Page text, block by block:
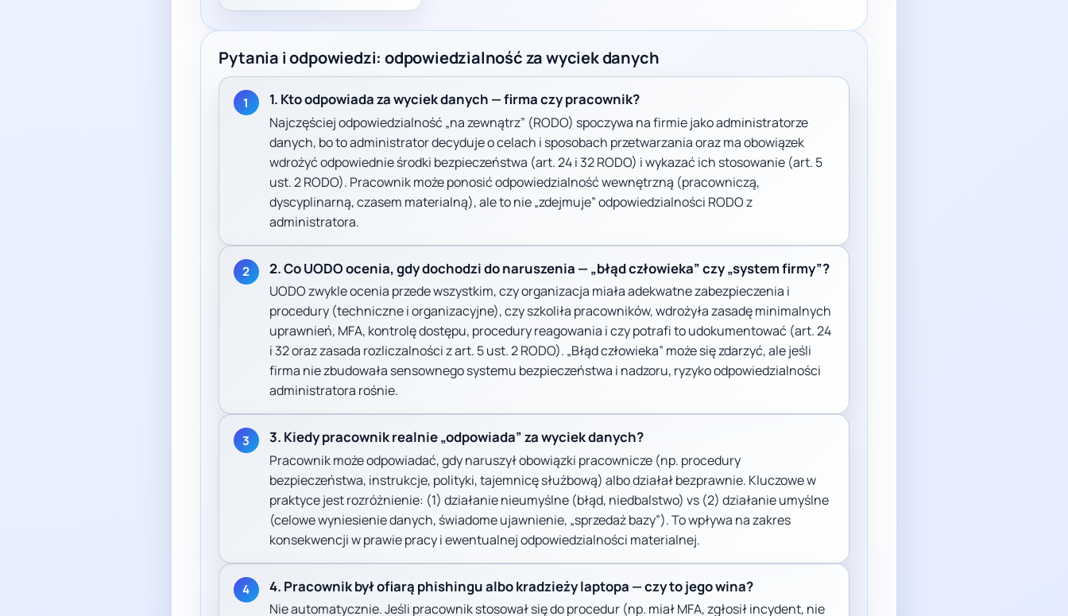
Pytania i odpowiedzi: odpowiedzialność za wyciek danych
1 1. Kto odpowiada za wyciek danych — firma czy pracownik?
Najczęściej odpowiedzialność „na zewnątrz” (RODO) spoczywa na firmie jako administratorze
danych, bo to administrator decyduje o celach i sposobach przetwarzania oraz ma obowiązek
wdrożyć odpowiednie środki bezpieczeństwa (art. 24 i 32 RODO) i wykazać ich stosowanie (art. 5
ust. 2 RODO). Pracownik może ponosić odpowiedzialność wewnętrzną (pracowniczą,
dyscyplinarną, czasem materialną), ale to nie „zdejmuje” odpowiedzialności RODO z
administratora.
2 2. Co UODO ocenia, gdy dochodzi do naruszenia — „błąd człowieka” czy „system firmy”?
UODO zwykle ocenia przede wszystkim, czy organizacja miała adekwatne zabezpieczenia i
procedury (techniczne i organizacyjne), czy szkoliła pracowników, wdrożyła zasadę minimalnych
uprawnień, MFA, kontrolę dostępu, procedury reagowania i czy potrafi to udokumentować (art. 24
i 32 oraz zasada rozliczalności z art. 5 ust. 2 RODO). „Błąd człowieka” może się zdarzyć, ale jeśli
firma nie zbudowała sensownego systemu bezpieczeństwa i nadzoru, ryzyko odpowiedzialności
administratora rośnie.
3 3. Kiedy pracownik realnie „odpowiada” za wyciek danych?
Pracownik może odpowiadać, gdy naruszył obowiązki pracownicze (np. procedury
bezpieczeństwa, instrukcje, polityki, tajemnicę służbową) albo działał bezprawnie. Kluczowe w
praktyce jest rozróżnienie: (1) działanie nieumyślne (błąd, niedbalstwo) vs (2) działanie umyślne
(celowe wyniesienie danych, świadome ujawnienie, „sprzedaż bazy”). To wpływa na zakres
konsekwencji w prawie pracy i ewentualnej odpowiedzialności materialnej.
4 4. Pracownik był ofiarą phishingu albo kradzieży laptopa — czy to jego wina?
Nie automatycznie. Jeśli pracownik stosował się do procedur (np. miał MFA, zgłosił incydent, nie